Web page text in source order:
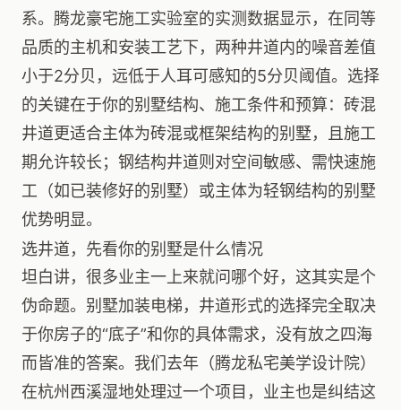
系。腾龙豪宅施工实验室的实测数据显示，在同等
品质的主机和安装工艺下，两种井道内的噪音差值
小于2分贝，远低于人耳可感知的5分贝阈值。选择
的关键在于你的别墅结构、施工条件和预算：砖混
井道更适合主体为砖混或框架结构的别墅，且施工
期允许较长；钢结构井道则对空间敏感、需快速施
工（如已装修好的别墅）或主体为轻钢结构的别墅
优势明显。
选井道，先看你的别墅是什么情况
坦白讲，很多业主一上来就问哪个好，这其实是个
伪命题。别墅加装电梯，井道形式的选择完全取决
于你房子的“底子”和你的具体需求，没有放之四海
而皆准的答案。我们去年（腾龙私宅美学设计院）
在杭州西溪湿地处理过一个项目，业主也是纠结这